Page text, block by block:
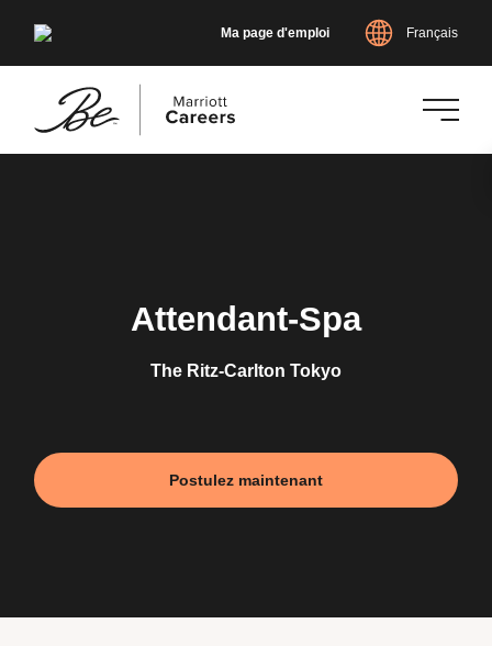
Ma page d'emploi Français
Attendant-Spa
The Ritz-Carlton Tokyo
Postulez maintenant